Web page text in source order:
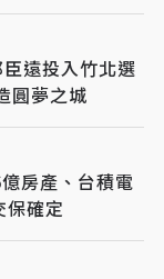
臣遠投入竹北選
圓夢之城
房產、台積電
確定